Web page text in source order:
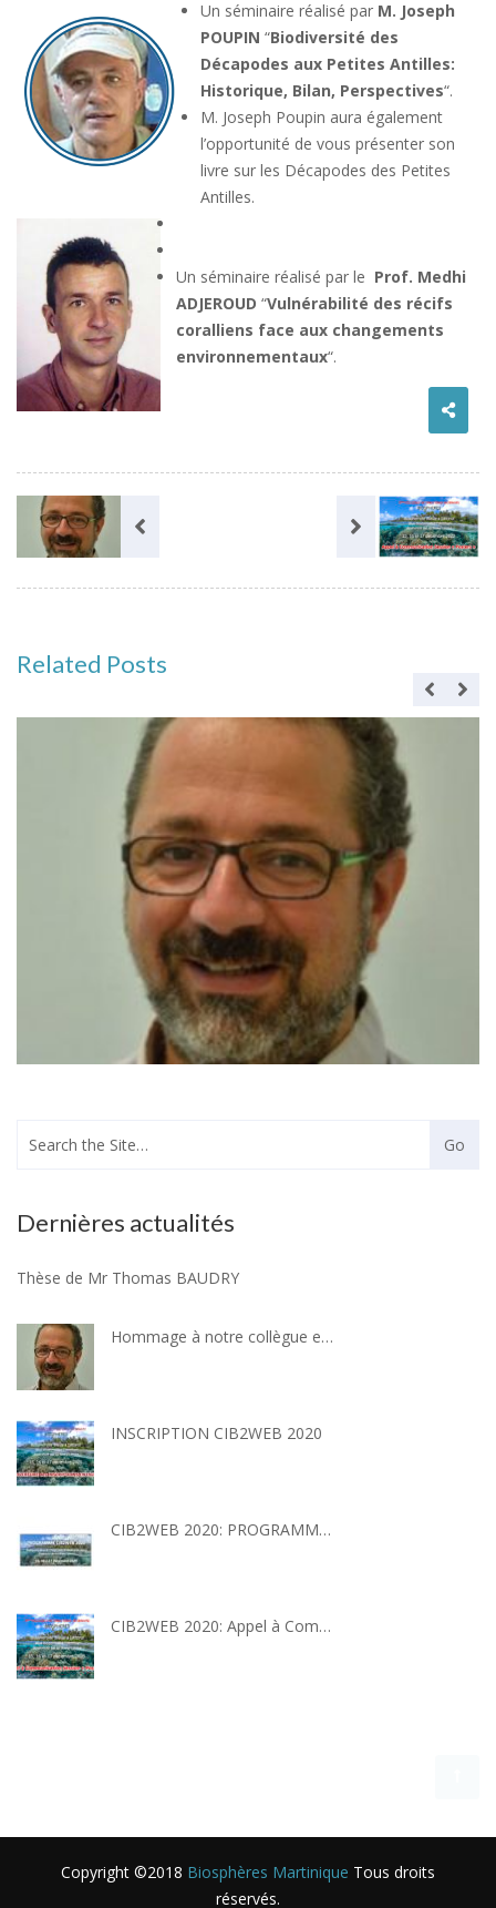
Un séminaire réalisé par M. Joseph
POUPIN “Biodiversité des
Décapodes aux Petites Antilles:
Historique, Bilan, Perspectives“.
M. Joseph Poupin aura également
l’opportunité de vous présenter son
livre sur les Décapodes des Petites
Antilles.
Un séminaire réalisé par le Prof. Medhi
ADJEROUD “Vulnérabilité des récifs
coralliens face aux changements
environnementaux“.
Related Posts
Dernières actualités
Thèse de Mr Thomas BAUDRY
Hommage à notre collègue et ami : Dr Romain FERRY
INSCRIPTION CIB2WEB 2020
CIB2WEB 2020: PROGRAMME SCIENTIFIQUE
CIB2WEB 2020: Appel à Communication Session «Posters»
Copyright ©2018 Biosphères Martinique Tous droits
réservés.